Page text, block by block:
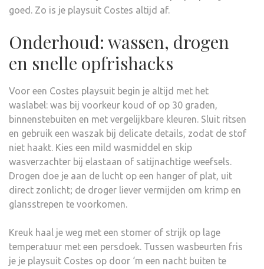
goed. Zo is je playsuit Costes altijd af.
Onderhoud: wassen, drogen
en snelle opfrishacks
Voor een Costes playsuit begin je altijd met het
waslabel: was bij voorkeur koud of op 30 graden,
binnenstebuiten en met vergelijkbare kleuren. Sluit ritsen
en gebruik een waszak bij delicate details, zodat de stof
niet haakt. Kies een mild wasmiddel en skip
wasverzachter bij elastaan of satijnachtige weefsels.
Drogen doe je aan de lucht op een hanger of plat, uit
direct zonlicht; de droger liever vermijden om krimp en
glansstrepen te voorkomen.
Kreuk haal je weg met een stomer of strijk op lage
temperatuur met een persdoek. Tussen wasbeurten fris
je je playsuit Costes op door ‘m een nacht buiten te